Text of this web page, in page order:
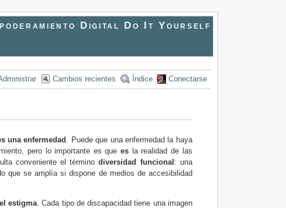
Digital Do It Yourself
Cambios recientes Índice Conectarse
una enfermedad . Puede que una enfermedad la haya
pero lo importante es quees la realidad de las
conveniente el términodiversidad funcional: una
que se amplía si dispone de medios de accesibilidad
el estigma . Cada tipo de discapacidad tiene una imagen